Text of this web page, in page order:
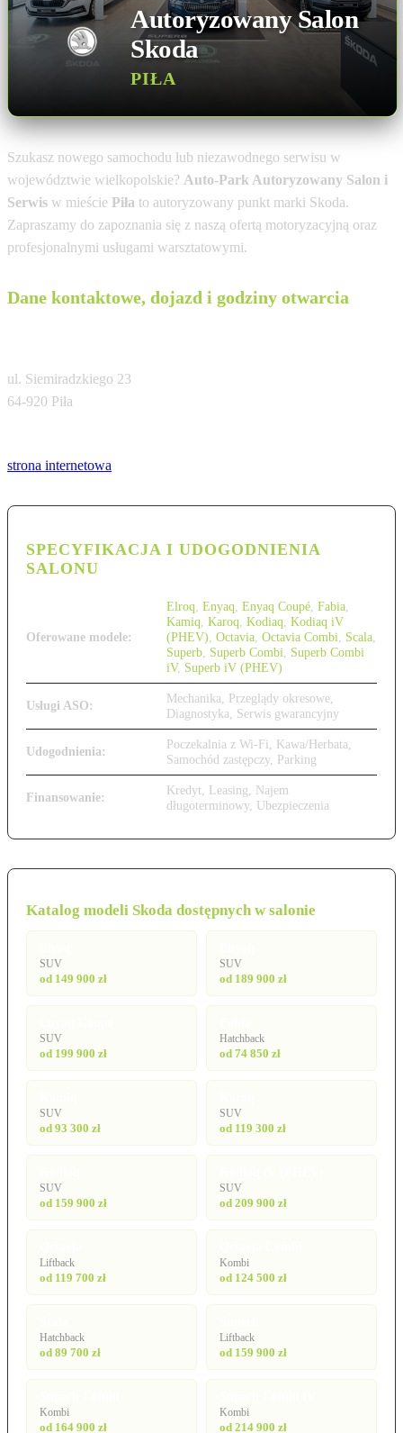
Autoryzowany Salon
Skoda
PIŁA
Szukasz nowego samochodu lub niezawodnego serwisu w
województwie wielkopolskie? Auto-Park Autoryzowany Salon i
Serwis w mieście Piła to autoryzowany punkt marki Skoda.
Zapraszamy do zapoznania się z naszą ofertą motoryzacyjną oraz
profesjonalnymi usługami warsztatowymi.
Dane kontaktowe, dojazd i godziny otwarcia
ul. Siemiradzkiego 23
64-920 Piła
strona internetowa
SPECYFIKACJA I UDOGODNIENIA
SALONU
Oferowane modele:
Elroq Enyaq Enyaq Coupé Fabia
Kamiq Karoq Kodiaq Kodiaq iV
(PHEV) Octavia Octavia Combi Scala
Superb Superb Combi
Superb Combi
iV, Superb iV (PHEV)
Usługi ASO:
Mechanika, Przeglądy okresowe,
Diagnostyka, Serwis gwarancyjny
Udogodnienia:
Poczekalnia z Wi-Fi, Kawa/Herbata,
Samochód zastępczy, Parking
Finansowanie:
Kredyt, Leasing, Najem
długoterminowy, Ubezpieczenia
Katalog modeli Skoda dostępnych w salonie
SUV
od 149 900 zł
SUV
od 189 900 zł
SUV
od 199 900 zł
Hatchback
od 74 850 zł
SUV
od 93 300 zł
SUV
od 119 300 zł
SUV
od 159 900 zł
SUV
od 209 900 zł
Liftback
od 119 700 zł
Kombi
od 124 500 zł
Hatchback
od 89 700 zł
Liftback
od 159 900 zł
Kombi
od 164 900 zł
Kombi
od 214 900 zł